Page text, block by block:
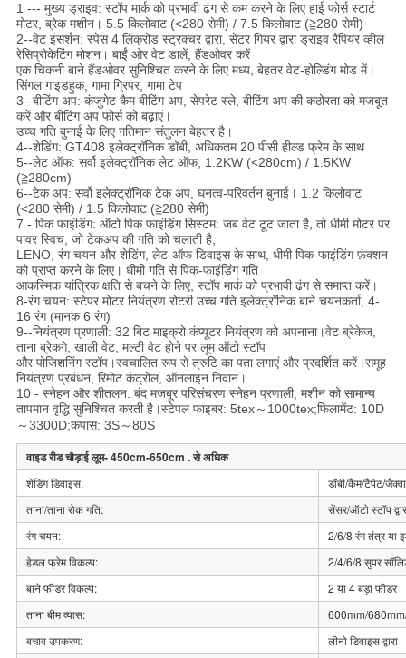
1 --- मुख्य ड्राइव: स्टॉप मार्क को प्रभावी ढंग से कम करने के लिए हाई फोर्स स्टार्ट
मोटर, ब्रेक मशीन। 5.5 किलोवाट (<280 सेमी) / 7.5 किलोवाट (≧280 सेमी)
2--वेट इंसर्शन: स्पेस 4 लिंक्रोड स्ट्रक्चर द्वारा, सेटर गियर द्वारा ड्राइव रैपियर व्हील
रेसिप्रोकेटिंग मोशन। बाईं ओर वेट डालें, हैंडओवर करें
एक चिकनी बाने हैंडओवर सुनिश्चित करने के लिए मध्य, बेहतर वेट-होल्डिंग मोड में।
सिंगल गाइडहुक, गामा ग्रिपर, गामा टेप
3--बीटिंग अप: कंजुगेट कैम बीटिंग अप, सेपरेट स्ले, बीटिंग अप की कठोरता को मजबूत
करें और बीटिंग अप फोर्स को बढ़ाएं।
उच्च गति बुनाई के लिए गतिमान संतुलन बेहतर है।
4--शेडिंग: GT408 इलेक्ट्रॉनिक डॉबी, अधिकतम 20 पीसी हील्ड फ्रेम के साथ
5--लेट ऑफ: सर्वो इलेक्ट्रॉनिक लेट ऑफ, 1.2KW (<280cm) / 1.5KW
(≧280cm)
6--टेक अप: सर्वो इलेक्ट्रॉनिक टेक अप, घनत्व-परिवर्तन बुनाई। 1.2 किलोवाट
(<280 सेमी) / 1.5 किलोवाट (≧280 सेमी)
7 - पिक फाइंडिंग: ऑटो पिक फाइंडिंग सिस्टम: जब वेट टूट जाता है, तो धीमी मोटर पर
पावर स्विच, जो टेकअप की गति को चलाती है,
LENO, रंग चयन और शेडिंग, लेट-ऑफ डिवाइस के साथ, धीमी पिक-फाइंडिंग फ़ंक्शन
को प्राप्त करने के लिए। धीमी गति से पिक-फाइंडिंग गति
आकस्मिक यांत्रिक क्षति से बचने के लिए, स्टॉप मार्क को प्रभावी ढंग से समाप्त करें।
8-रंग चयन: स्टेपर मोटर नियंत्रण रोटरी उच्च गति इलेक्ट्रॉनिक बाने चयनकर्ता, 4-
16 रंग (मानक 6 रंग)
9--नियंत्रण प्रणाली: 32 बिट माइक्रो कंप्यूटर नियंत्रण को अपनाना।वेट ब्रेकेज,
ताना ब्रेकगे, खाली वेट, मल्टी वेट होने पर लूम ऑटो स्टॉप
और पोजिशनिंग स्टॉप।स्वचालित रूप से त्रुटि का पता लगाएं और प्रदर्शित करें।समूह
नियंत्रण प्रबंधन, रिमोट कंट्रोल, ऑनलाइन निदान।
10 - स्नेहन और शीतलन: बंद मजबूर परिसंचरण स्नेहन प्रणाली, मशीन को सामान्य
तापमान वृद्धि सुनिश्चित करती है।स्टेपल फाइबर: 5tex～1000tex;फिलामेंट: 10D
～3300D;कपास: 3S～80S
वाइड रीड चौड़ाई लूम- 450cm-650cm . से अधिक
शेडिंग डिवाइस:
डॉबी/कैम/टैपेट/
ताना/ताना रोक गति:
सेंसर/ऑटो स्टॉप
रंग चयन:
2/6/8 रंग तंत्र या
हेडल फ्रेम विकल्प:
2/4/6/8 सुपर
बाने फीडर विकल्प:
2 या 4 बड़ा फीडर
ताना बीम व्यास:
600mm/
बचाव उपकरण:
लीनो डिवाइस द्वारा